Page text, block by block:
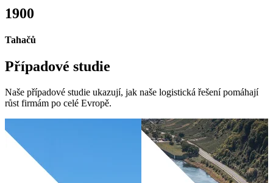
1900
Tahačů
Případové studie
Naše případové studie ukazují, jak naše logistická řešení pomáhají
růst firmám po celé Evropě.